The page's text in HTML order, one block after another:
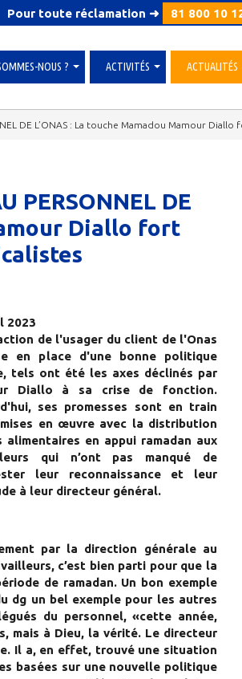
Pour toute réclamation ➜ 81 800 10
NOUS ? ACTIVITÉS ACTUALITÉS
DE L’ONAS : La touche Mamadou Mamour
PERSONNEL DE
Diallo fort
2023
de l'usager du client de l'Onas
en place d'une bonne politique
tels ont été les axes déclinés par
Diallo à sa crise de fonction.
ses promesses sont en train
mises en œuvre avec la distribution
alimentaires en appui ramadan aux
qui n’ont pas manqué de
leur reconnaissance et leur
à leur directeur général.
par la direction générale au
c’est bien parti pour que la
de ramadan. Un bon exemple
dg un bel exemple pour les autres
du personnel, «cette année,
mais à Dieu, la vérité. Le directeur
Il a, en effet, trouvé une situation
basées sur une nouvelle politique